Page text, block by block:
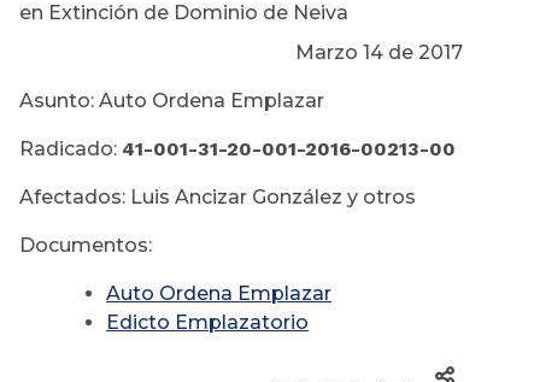
en Extinción de Dominio de Neiva
Marzo 14 de 2017
Asunto: Auto Ordena Emplazar
Radicado: 41-001-31-20-001-2016-00213-00
Afectados: Luis Ancizar González y otros
Documentos:
Auto Ordena Emplazar
Edicto Emplazatorio